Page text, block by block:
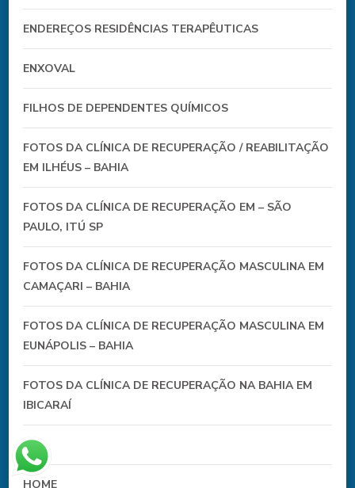
ENDEREÇOS RESIDÊNCIAS TERAPÊUTICAS
ENXOVAL
FILHOS DE DEPENDENTES QUÍMICOS
FOTOS DA CLÍNICA DE RECUPERAÇÃO / REABILITAÇÃO
EM ILHÉUS – BAHIA
FOTOS DA CLÍNICA DE RECUPERAÇÃO EM – SÃO
PAULO, ITÚ SP
FOTOS DA CLÍNICA DE RECUPERAÇÃO MASCULINA EM
CAMAÇARI – BAHIA
FOTOS DA CLÍNICA DE RECUPERAÇÃO MASCULINA EM
EUNÁPOLIS – BAHIA
FOTOS DA CLÍNICA DE RECUPERAÇÃO NA BAHIA EM
IBICARAÍ
HO
HOME